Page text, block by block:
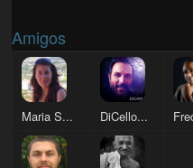
Amigos
Maria S... DiCello...